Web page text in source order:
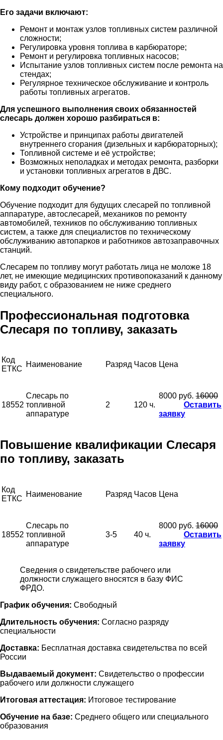
Его задачи включают:
Ремонт и монтаж узлов топливных систем различной
сложности;
Регулировка уровня топлива в карбюраторе;
Ремонт и регулировка топливных насосов;
Испытание узлов топливных систем после ремонта на
стендах;
Регулярное техническое обслуживание и контроль
работы топливных агрегатов.
Для успешного выполнения своих обязанностей
слесарь должен хорошо разбираться в:
Устройстве и принципах работы двигателей
внутреннего сгорания (дизельных и карбюраторных);
Топливной системе и её устройстве;
Возможных неполадках и методах ремонта, разборки
и установки топливных агрегатов в ДВС.
Кому подходит обучение?
Обучение подходит для будущих слесарей по топливной
аппаратуре, автослесарей, механиков по ремонту
автомобилей, техников по обслуживанию топливных
систем, а также для специалистов по техническому
обслуживанию автопарков и работников автозаправочных
станций.
Слесарем по топливу могут работать лица не моложе 18
лет, не имеющие медицинских противопоказаний к данному
виду работ, с образованием не ниже среднего
специального.
Профессиональная подготовка
Слесаря по топливу, заказать
Код
ЕТКС
Наименование Разряд Часов Цена
18552
Слесарь по
топливной
аппаратуре
2 120 ч.
8000 руб. 16000
Оставить
заявку
Повышение квалификации Слесаря
по топливу, заказать
Код
ЕТКС
Наименование Разряд Часов Цена
18552
Слесарь по
топливной
аппаратуре
3-5 40 ч.
8000 руб. 16000
Оставить
заявку
Сведения о свидетельстве рабочего или
должности служащего вносятся в базу ФИС
ФРДО.
График обучения: Свободный
Длительность обучения: Согласно разряду
специальности
Доставка: Бесплатная доставка свидетельства по всей
России
Выдаваемый документ: Свидетельство о профессии
рабочего или должности служащего
Итоговая аттестация: Итоговое тестирование
Обучение на базе: Среднего общего или специального
образования